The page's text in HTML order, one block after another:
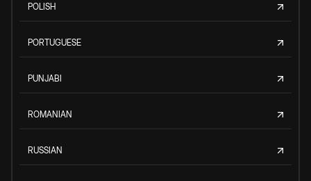
POLISH
PORTUGUESE
PUNJABI
ROMANIAN
RUSSIAN